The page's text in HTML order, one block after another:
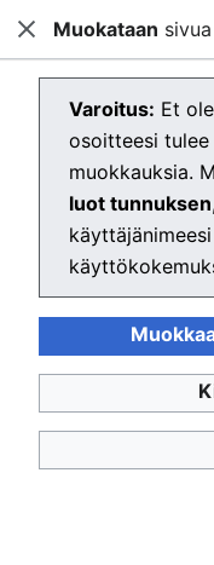
Testausserveri
Luodaan
Muokkain latautuu.
muutaman sekunnin
Testausserveri Wiki
Sulje Ladataan
SuljeMuokataan
Varoitus: Et
osoitteesi
muokkauksia.
luot tunnuksen